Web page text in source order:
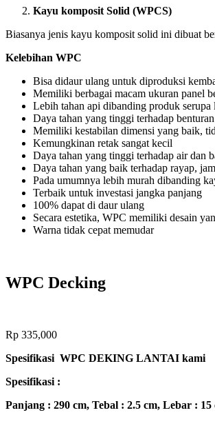
Kayu komposit Solid (WPCS)
Biasanya jenis kayu komposit solid ini dibuat
Kelebihan WPC
Bisa didaur ulang untuk diproduksi
Memiliki berbagai macam ukuran panel
Lebih tahan api dibanding produk
Daya tahan yang tinggi terhadap
Memiliki kestabilan dimensi yang baik,
Kemungkinan retak sangat kecil
Daya tahan yang tinggi terhadap air dan
Daya tahan yang baik terhadap rayap,
Pada umumnya lebih murah dibanding
Terbaik untuk investasi jangka panjang
100% dapat di daur ulang
Secara estetika, WPC memiliki desain
Warna tidak cepat memudar
WPC Decking
Rp 335,000
Spesifikasi WPC DEKING LANTAI kami
Spesifikasi :
Panjang : 290 cm, Tebal : 2.5 cm, Lebar : 15